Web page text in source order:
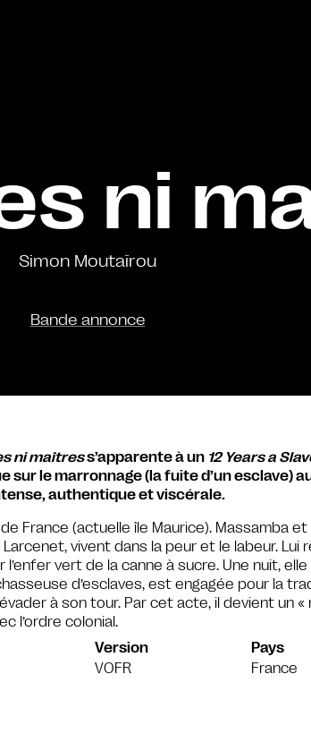
ni
Simon Moutaïrou
Bande annonce
ni maîtress’apparente à un 12 Years a
sur le marronnage (la fuite d’un esclave)
authentique et viscérale.
de France (actuelle île Maurice). Massamba
Larcenet, vivent dans la peur et le labeur.
vert de la canne à sucre. Une nuit, elle
d’esclaves, est engagée pour la
à son tour. Par cet acte, il devient un
l’ordre colonial.
Version
VOFR
Pays
France